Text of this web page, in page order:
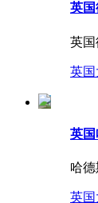
英
英国
英国
英
哈
英国